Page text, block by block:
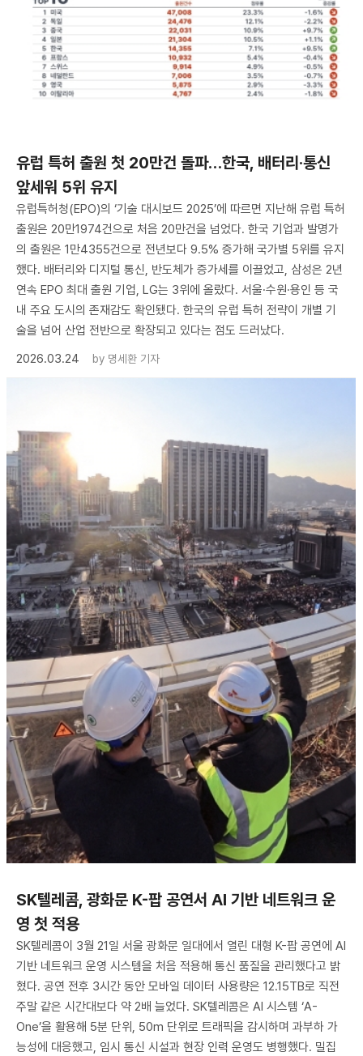
유럽 특허 출원 첫 20만건 돌파…한국, 배터리·통신
앞세워 5위 유지
유럽특허청(EPO)의 ‘기술 대시보드 2025’에 따르면 지난해 유럽 특허
출원은 20만1974건으로 처음 20만건을 넘었다. 한국 기업과 발명가
의 출원은 1만4355건으로 전년보다 9.5% 증가해 국가별 5위를 유지
했다. 배터리와 디지털 통신, 반도체가 증가세를 이끌었고, 삼성은 2년
연속 EPO 최대 출원 기업, LG는 3위에 올랐다. 서울·수원·용인 등 국
내 주요 도시의 존재감도 확인됐다. 한국의 유럽 특허 전략이 개별 기
술을 넘어 산업 전반으로 확장되고 있다는 점도 드러났다.
2026.03.24
by 명세환 기자
SK텔레콤, 광화문 K-팝 공연서 AI 기반 네트워크 운
영 첫 적용
SK텔레콤이 3월 21일 서울 광화문 일대에서 열린 대형 K-팝 공연에 AI
기반 네트워크 운영 시스템을 처음 적용해 통신 품질을 관리했다고 밝
혔다. 공연 전후 3시간 동안 모바일 데이터 사용량은 12.15TB로 직전
주말 같은 시간대보다 약 2배 늘었다. SK텔레콤은 AI 시스템 ‘A-
One’을 활용해 5분 단위, 50m 단위로 트래픽을 감시하며 과부하 가
능성에 대응했고, 임시 통신 시설과 현장 인력 운영도 병행했다. 밀집